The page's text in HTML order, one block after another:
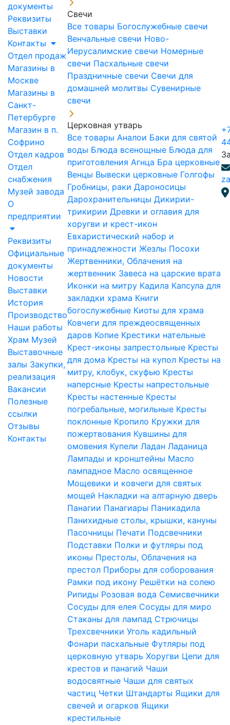
документы
Реквизиты
Выставки
Контакты
Отдел продаж
Магазины в
Москве
Магазины в
Санкт-
Петербурге
Магазин в п.
Софрино
Отдел кадров
Отдел
снабжения
Музей завода
О
предприятии
Реквизиты
Официальные
документы
Новости
Выставки
История
Производство
Наши работы
Храм Музей
Выставочные
залы Закупки,
реализация
Вакансии
Полезные
ссылки
Отзывы
Контакты
Свечи
Все товары Богослужебные свечи
Венчальные свечи Ново-
Иерусалимские свечи Номерные
свечи Пасхальные свечи
Праздничные свечи Свечи для
домашней молитвы Сувенирные
свечи
Церковная утварь
Все товары Аналои Баки для святой
воды Блюда всенощные Блюда для
приготовления Агнца Бра церковные
Венцы Вывески церковные Голгофы
Гробницы, раки Дароносицы
Дарохранительницы Дикирии-
трикирии Древки и оглавия для
хоругви и крест-икон
Евхаристический набор и
принадлежности Жезлы Посохи
Жертвенники, Облачения на
жертвенник Завеса на царские врата
Иконки на митру Кадила Капсула для
закладки храма Книги
богослужебные Киоты для храма
Ковчеги для преждеосвященных
даров Копие Крестики нательные
Крест-иконы запрестольные Кресты
для дома Кресты на купол Кресты на
митру, клобук, скуфью Кресты
наперсные Кресты напрестольные
Кресты настенные Кресты
погребальные, могильные Кресты
поклонные Кропило Кружки для
пожертвования Кувшины для
омовения Купели Ладан Ладаница
Лампады и кронштейны Масло
лампадное Масло освященное
Мощевики и ковчеги для святых
мощей Накладки на алтарную дверь
Панагии Панагиары Паникадила
Панихидные столы, крышки, кануны
Пасочницы Печати Подсвечники
Подставки Полки и футляры под
иконы Престолы, Облачения на
престол Приборы для соборования
Рамки под икону Решётки на солею
Рипиды Розовая вода Семисвечники
Сосуды для елея Сосуды для миро
Стаканы для лампад Стрючицы
Трехсвечники Уголь кадильный
Фонари пасхальные Футляры под
церковную утварь Хоругви Цепи для
крестов и панагий Чаши
водосвятные Чаши для святых
частиц Четки Штандарты Ящики для
свечей и огарков Ящики
крестильные